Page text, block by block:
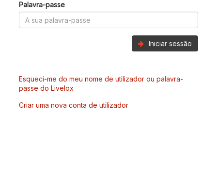
Palavra-passe
Iniciar sessão
Esqueci-me do meu nome de utilizador ou palavra-
passe do Livelox
Criar uma nova conta de utilizador